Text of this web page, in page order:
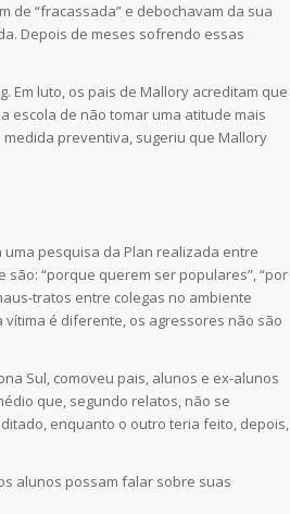
de “fracassada” e debochavam da sua
Depois de meses sofrendo essas
Em luto, os pais de Mallory acreditam que
escola de não tomar uma atitude mais
preventiva, sugeriu que Mallory
uma pesquisa da Plan realizada entre
“porque querem ser populares”, “por
tratos entre colegas no ambiente
é diferente, os agressores não são
Sul, comoveu pais, alunos e ex-alunos
que, segundo relatos, não se
enquanto o outro teria feito, depois,
alunos possam falar sobre suas